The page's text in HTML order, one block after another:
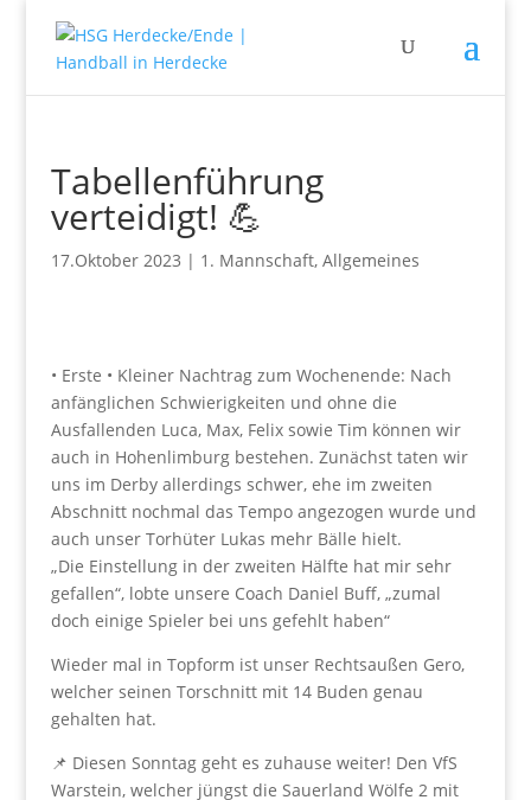
Tabellenführung
verteidigt! 💪
17.Oktober 2023 | 1. Mannschaft, Allgemeines
• Erste • Kleiner Nachtrag zum Wochenende: Nach
anfänglichen Schwierigkeiten und ohne die
Ausfallenden Luca, Max, Felix sowie Tim können wir
auch in Hohenlimburg bestehen. Zunächst taten wir
uns im Derby allerdings schwer, ehe im zweiten
Abschnitt nochmal das Tempo angezogen wurde und
auch unser Torhüter Lukas mehr Bälle hielt.
„Die Einstellung in der zweiten Hälfte hat mir sehr
gefallen“, lobte unsere Coach Daniel Buff, „zumal
doch einige Spieler bei uns gefehlt haben“
Wieder mal in Topform ist unser Rechtsaußen Gero,
welcher seinen Torschnitt mit 14 Buden genau
gehalten hat.
📌 Diesen Sonntag geht es zuhause weiter! Den VfS
Warstein, welcher jüngst die Sauerland Wölfe 2 mit